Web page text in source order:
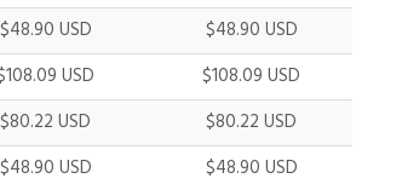
$48.90 USD
$48.90 USD
USD
$108.09 USD
$80.22 USD
$80.22 USD
$48.90 USD
$48.90 USD